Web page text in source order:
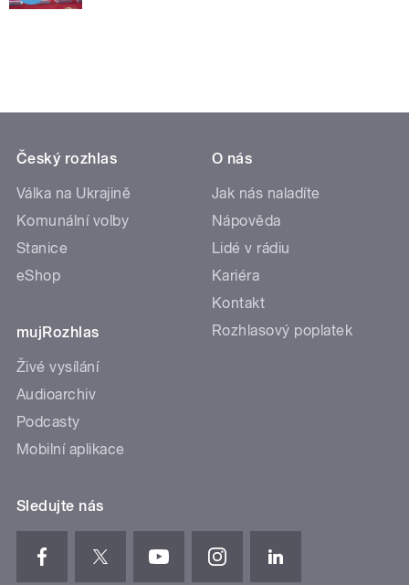
Český rozhlas
Válka na Ukrajině
Komunální volby
Stanice
eShop
mujRozhlas
Živé vysílání
Audioarchiv
Podcasty
Mobilní aplikace
O nás
Jak nás naladíte
Nápověda
Lidé v rádiu
Kariéra
Kontakt
Rozhlasový poplatek
Sledujte nás